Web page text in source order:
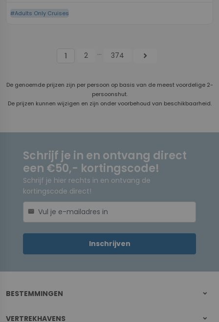
#Adults Only Cruises
1 2 ... 374 chevron_right
De genoemde prijzen zijn per persoon op basis van de meest voordelige 2-
persoonshut.
De prijzen kunnen wijzigen en zijn onder voorbehoud van beschikbaarheid.
Schrijf je in en ontvang direct
een €50,- kortingscode!
Schrijf je hier rechts in en ontvang de
kortingscode direct!
mail
Inschrijven
BESTEMMINGEN
VERTREKHAVENS